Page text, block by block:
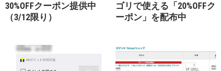
30%OFFクーポン提供中
（3/12限り）
ゴリで使える「20%OFFク
ーポン」を配布中